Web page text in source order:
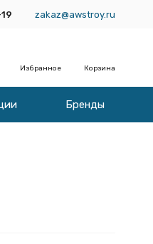
zakaz@awstroy.ru
Избранное Корзина
Бренды